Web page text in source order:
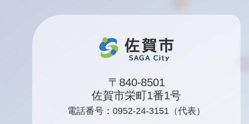
〒840-8501
佐賀市栄町1番1号
電話番号：0952-24-3151（代表）